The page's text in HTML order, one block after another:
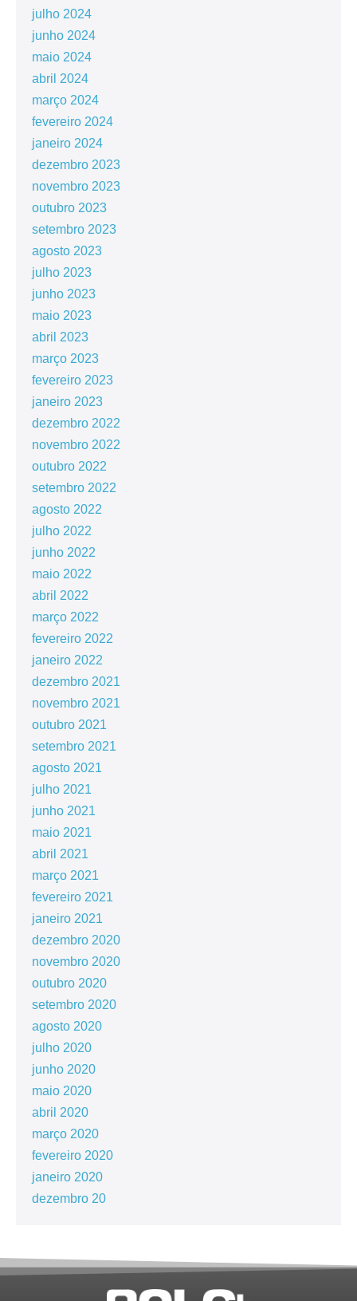
julho 2024
junho 2024
maio 2024
abril 2024
março 2024
fevereiro 2024
janeiro 2024
dezembro 2023
novembro 2023
outubro 2023
setembro 2023
agosto 2023
julho 2023
junho 2023
maio 2023
abril 2023
março 2023
fevereiro 2023
janeiro 2023
dezembro 2022
novembro 2022
outubro 2022
setembro 2022
agosto 2022
julho 2022
junho 2022
maio 2022
abril 2022
março 2022
fevereiro 2022
janeiro 2022
dezembro 2021
novembro 2021
outubro 2021
setembro 2021
agosto 2021
julho 2021
junho 2021
maio 2021
abril 2021
março 2021
fevereiro 2021
janeiro 2021
dezembro 2020
novembro 2020
outubro 2020
setembro 2020
agosto 2020
julho 2020
junho 2020
maio 2020
abril 2020
março 2020
fevereiro 2020
janeiro 2020
dezembro 20